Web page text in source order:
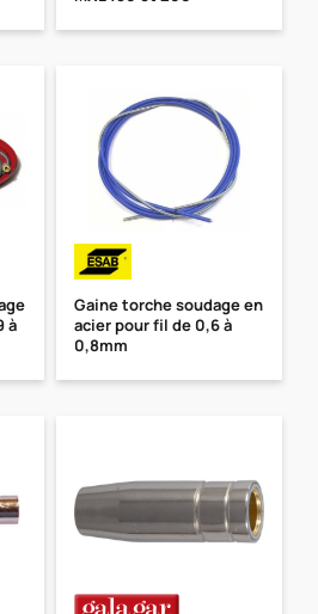
à
Gaine torche soudage en
acier pour fil de 0,6 à
0,8mm